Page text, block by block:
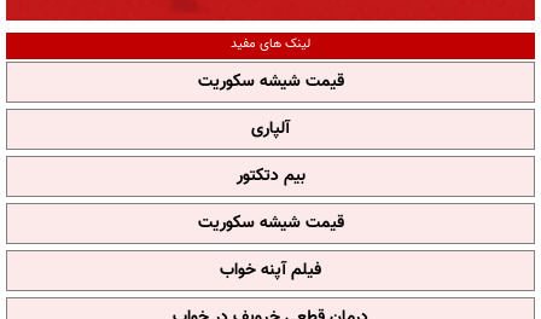
لینک های مفید
قیمت شیشه سکوریت
آلپاری
بیم دتکتور
قیمت شیشه سکوریت
فیلم آپنه خواب